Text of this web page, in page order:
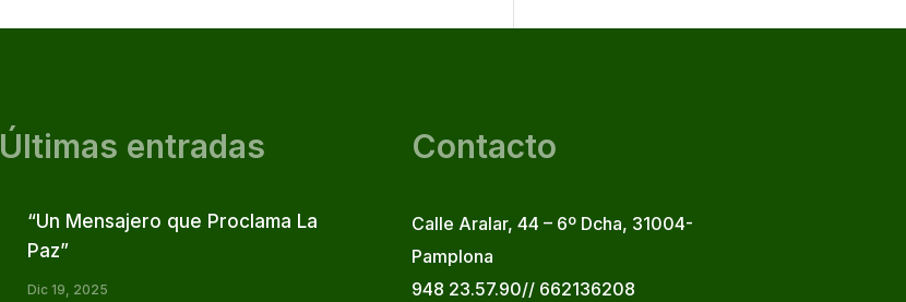
Últimas entradas
“Un Mensajero que Proclama La
Paz”
Dic 19, 2025
Contacto
Calle Aralar, 44 – 6º Dcha, 31004-
Pamplona
948 23.57.90// 662136208